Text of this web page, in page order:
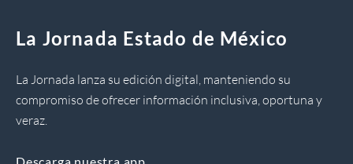
La Jornada Estado de México
La Jornada lanza su edición digital, manteniendo su
compromiso de ofrecer información inclusiva, oportuna y
veraz.
Descarga nuestra app